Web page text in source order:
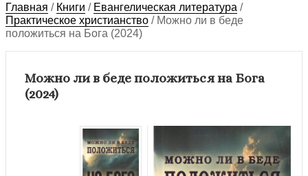
Главная / Книги / Евангелическая литература /
Практическое христианство / Можно ли в беде
положиться на Бога (2024)
Можно ли в беде положиться на Бога
(2024)